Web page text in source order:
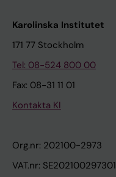
Karolinska Institutet
171 77 Stockholm
Tel: 08-524 800 00
Fax: 08-31 11 01
Kontakta KI
Org.nr: 202100-2973
VAT.nr: SE202100297301